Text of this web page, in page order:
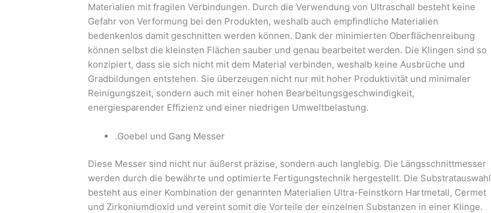
Materialien mit fragilen Verbindungen. Durch die Verwendung von Ultraschall besteht keine
Gefahr von Verformung bei den Produkten, weshalb auch empfindliche Materialien
bedenkenlos damit geschnitten werden können. Dank der minimierten Oberflächenreibung
können selbst die kleinsten Flächen sauber und genau bearbeitet werden. Die Klingen sind so
konzipiert, dass sie sich nicht mit dem Material verbinden, weshalb keine Ausbrüche und
Gradbildungen entstehen. Sie überzeugen nicht nur mit hoher Produktivität und minimaler
Reinigungszeit, sondern auch mit einer hohen Bearbeitungsgeschwindigkeit,
energiesparender Effizienz und einer niedrigen Umweltbelastung.
.Goebel und Gang Messer
Diese Messer sind nicht nur äußerst präzise, sondern auch langlebig. Die Längsschnittmesser
werden durch die bewährte und optimierte Fertigungstechnik hergestellt. Die Substratauswahl
besteht aus einer Kombination der genannten Materialien Ultra-Feinstkorn Hartmetall, Cermet
und Zirkoniumdioxid und vereint somit die Vorteile der einzelnen Substanzen in einer Klinge.